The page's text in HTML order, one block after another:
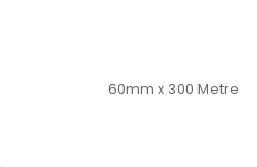
60mm x 300 Metre